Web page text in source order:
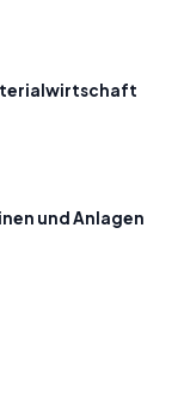
und Anlagen